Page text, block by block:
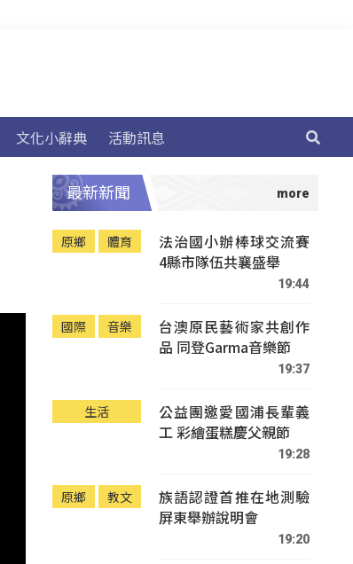
文化小辭典 活動訊息
最新新聞
原鄉 體育
法治國小辦棒球交流賽
4縣市隊伍共襄盛舉
19:44
國際 音樂
台澳原民藝術家共創作
品 同登Garma音樂節
19:37
生活
公益團邀愛國浦長輩義
工 彩繪蛋糕慶父親節
19:28
原鄉 教文
族語認證首推在地測驗
屏東舉辦說明會
19:20